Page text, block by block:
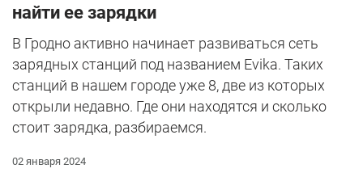
найти ее зарядки
В Гродно активно начинает развиваться сеть
зарядных станций под названием Evika. Таких
станций в нашем городе уже 8, две из которых
открыли недавно. Где они находятся и сколько
стоит зарядка, разбираемся.
02 января 2024